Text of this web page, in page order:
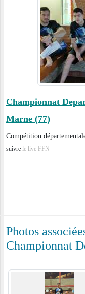
Championnat
Marne (77)
Compétition
suivre le live FFN
Photos
Championnat